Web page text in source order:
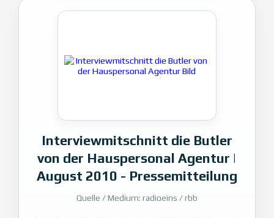
Interviewmitschnitt die Butler
von der Hauspersonal Agentur |
August 2010 - Pressemitteilung
Quelle / Medium: radioeins / rbb